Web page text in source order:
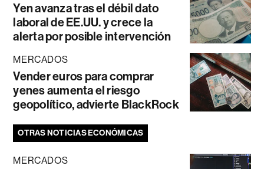
Yen avanza tras el débil dato
laboral de EE.UU. y crece la
alerta por posible intervención
MERCADOS
Vender euros para comprar
yenes aumenta el riesgo
geopolítico, advierte BlackRock
OTRAS NOTICIAS ECONÓMICAS
MERCADOS